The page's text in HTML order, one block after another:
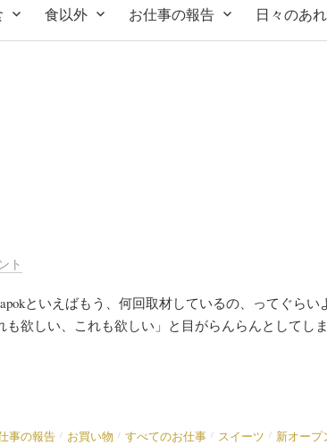
食以外 お仕事の報告 日々のあ
ト
といえばもう、何回取材しているの、ってぐらい
欲しい、これも欲しい」と目がらんらんとしてしま
事の報告 / お買い物 / すべてのお仕事 / スイーツ / 新オープ